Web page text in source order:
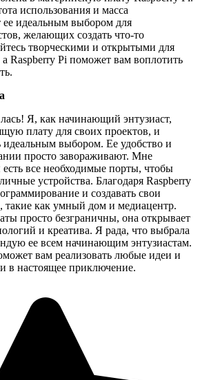
использования и масса
идеальным выбором для
желающих создать что-то
творческими и открытыми для
Raspberry Pi поможет вам воплотить
Я, как начинающий энтузиаст,
плату для своих проектов, и
идеальным выбором. Ее удобство и
просто завораживают. Мне
есть все необходимые порты, чтобы
устройства. Благодаря Raspberry
и создавать свои
такие как умный дом и медиацентр.
просто безграничны, она открывает
и креатива. Я рада, что выбрала
ее всем начинающим энтузиастам.
вам реализовать любые идеи и
в настоящее приключение.